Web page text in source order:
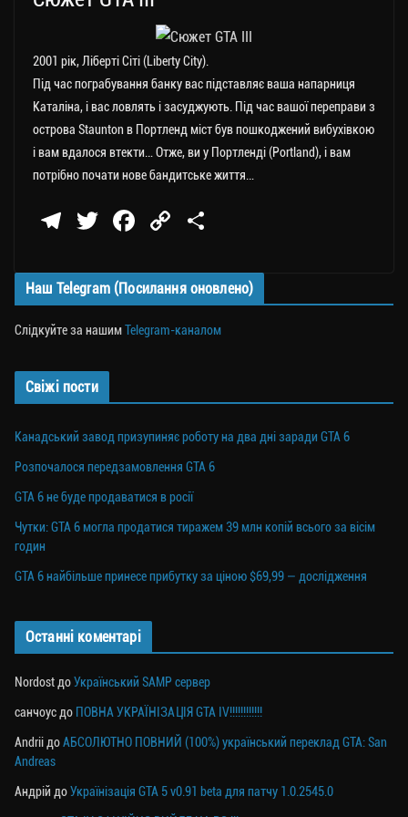
2001 рік, Ліберті Сіті (Liberty City).
Під час пограбування банку вас підставляє ваша напарниця
Каталіна, і вас ловлять і засуджують. Під час вашої переправи з
острова Staunton в Портленд міст був пошкоджений вибухівкою
і вам вдалося втекти… Отже, ви у Портленді (Portland), і вам
потрібно почати нове бандитське життя…
Te
gr
a
m
T
tt
er
Fa
bo
ok
C
y
Li
nk
ді
ли
ти
Наш Telegram (Посилання оновлено)
Слідкуйте за нашимTelegram-каналом
Свіжі пости
Канадський завод призупиняє роботу на два дні заради GTA 6
Розпочалося передзамовлення GTA 6
GTA 6 не буде продаватися в росії
Чутки: GTA 6 могла продатися тиражем 39 млн копій всього за вісім
годин
GTA 6 найбільше принесе прибутку за ціною $69,99 — дослідження
Останні коментарі
Nordost доУкраїнський SAMP сервер
санчоус до ПОВНА УКРАЇНІЗАЦІЯ GTA IV!!!!!!!!!!!!
Andrii доАБСОЛЮТНО ПОВНИЙ (100%) український переклад GTA: San
Andreas
Андрій доУкраїнізація GTA 5 v0.91 beta для патчу 1.0.2545.0